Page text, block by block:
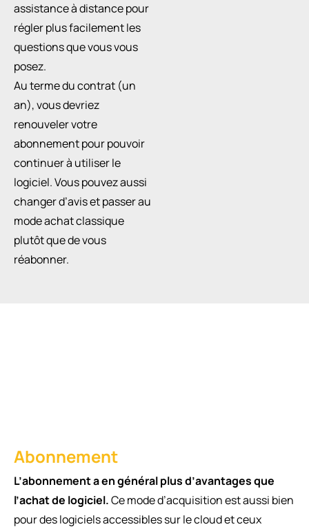
assistance à distance pour
régler plus facilement les
questions que vous vous
posez.
Au terme du contrat (un
an), vous devriez
renouveler votre
abonnement pour pouvoir
continuer à utiliser le
logiciel. Vous pouvez aussi
changer d’avis et passer au
mode achat classique
plutôt que de vous
réabonner.
Abonnement
L’abonnement a en général plus d’avantages que
l’achat de logiciel.Ce mode d’acquisition est aussi bien
pour des logiciels accessibles sur le cloud et ceux